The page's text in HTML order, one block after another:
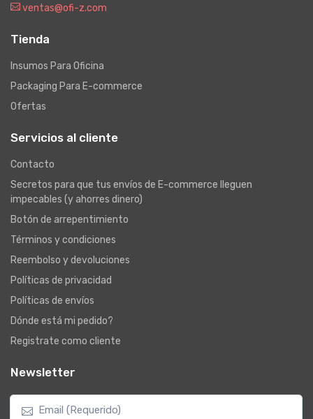
ventas@ofi-z.com
Tienda
Insumos Para Oficina
Packaging Para E-commerce
Ofertas
Servicios al cliente
Contacto
Secretos para que tus envíos de E-commerce lleguen
impecables (y ahorres dinero)
Botón de arrepentimiento
Términos y condiciones
Reembolso y devoluciones
Políticas de privacidad
Políticas de envíos
Dónde está mi pedido?
Registrate como cliente
Newsletter